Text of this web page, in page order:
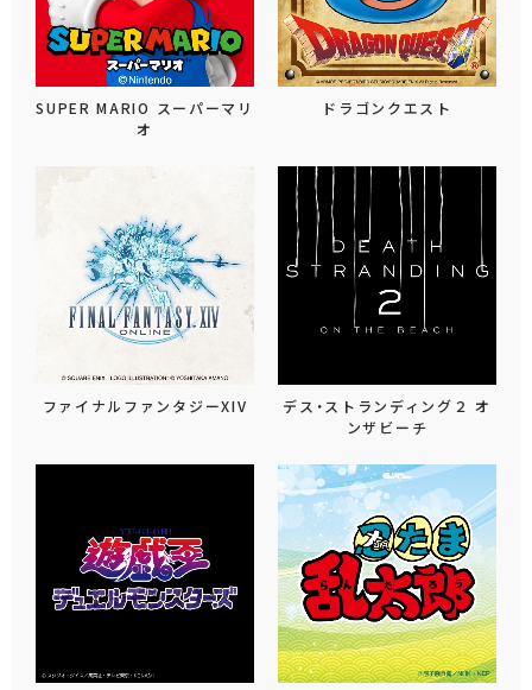
SUPER MARIO スーパーマリ
オ
ドラゴンクエスト
ファイナルファンタジーXIV
デス・ストランディング２ オ
ンザビーチ